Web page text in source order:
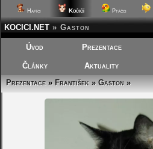
Hafíci Kočičí Ptáčci
KOCICI.NET » Gaston
Úvod Prezentace
Články Aktuality
Prezentace»František»Gaston»